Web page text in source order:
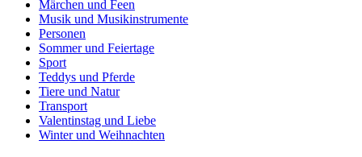
Märchen und Feen
Musik und Musikinstrumente
Personen
Sommer und Feiertage
Sport
Teddys und Pferde
Tiere und Natur
Transport
Valentinstag und Liebe
Winter und Weihnachten